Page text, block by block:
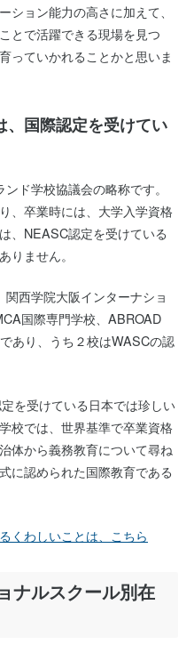
ョン能力の高さに加えて、
とで活躍できる現場を見つ
っていかれることかと思いま
、国際認定を受けてい
ド学校協議会の略称です。
、卒業時には、大学入学資格
、NEASC認定を受けている
りません。
西学院大阪インターナショ
国際専門学校、ABROAD
あり、うち２校はWASCの認
を受けている日本では珍しい
校では、世界基準で卒業資格
体から義務教育について尋ね
に認められた国際教育である
くわしいことは、こちら
ナルスクール別在